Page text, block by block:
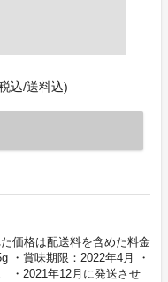
込/送料込)
価格は配送料を含めた料金
・賞味期限：2022年4月 ・
・2021年12月に発送させ